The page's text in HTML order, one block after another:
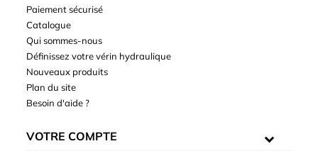
Paiement sécurisé
Catalogue
Qui sommes-nous
Définissez votre vérin hydraulique
Nouveaux produits
Plan du site
Besoin d'aide ?
VOTRE COMPTE